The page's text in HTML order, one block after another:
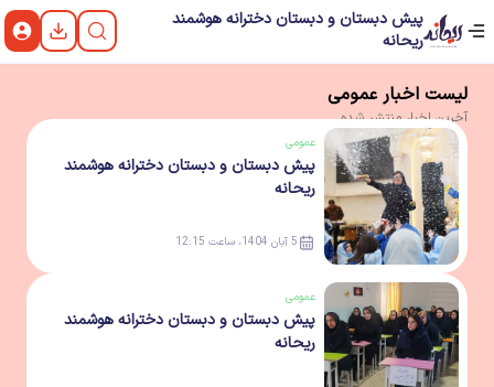
پیش دبستان و دبستان دخترانه هوشمند
ریحانه
لیست اخبار عمومی
آخریناخبارمنتشر شده
عمومی
پیش دبستان و دبستان دخترانه هوشمند
ریحانه
5 آبان 1404، ساعت 12:15
عمومی
پیش دبستان و دبستان دخترانه هوشمند
ریحانه